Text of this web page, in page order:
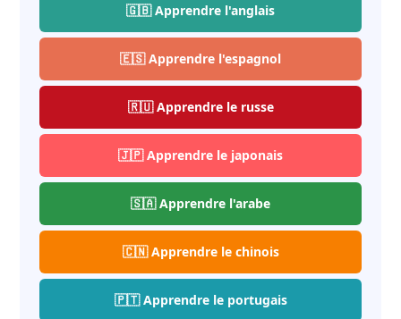
🇬🇧 Apprendre l'anglais
🇪🇸 Apprendre l'espagnol
🇷🇺 Apprendre le russe
🇯🇵 Apprendre le japonais
🇸🇦 Apprendre l'arabe
🇨🇳 Apprendre le chinois
🇵🇹 Apprendre le portugais